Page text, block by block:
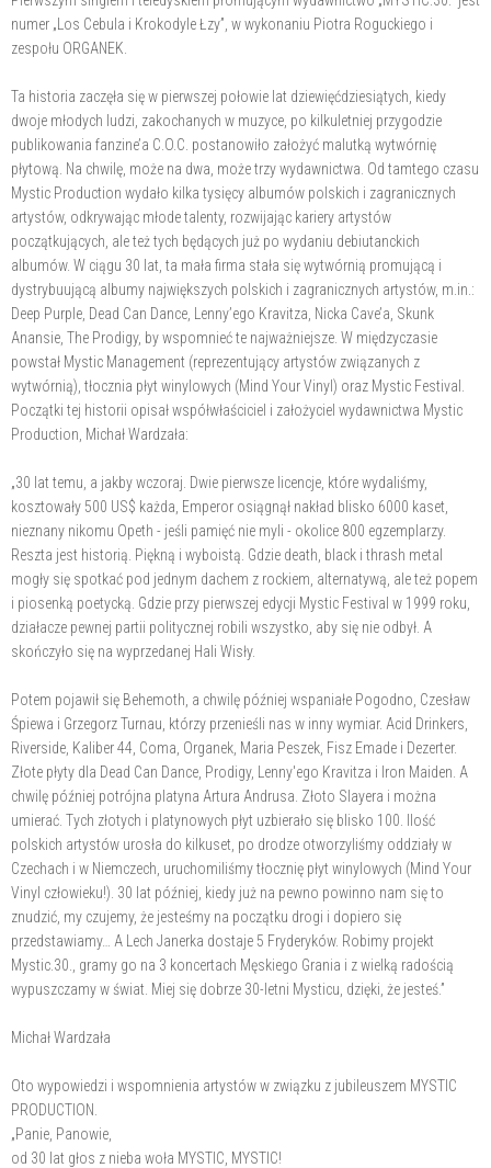
numer „Los Cebula i Krokodyle Łzy”, w wykonaniu Piotra Roguckiego i
zespołu ORGANEK.
Ta historia zaczęła się w pierwszej połowie lat dziewięćdziesiątych, kiedy
dwoje młodych ludzi, zakochanych w muzyce, po kilkuletniej przygodzie
publikowania fanzine’a C.O.C. postanowiło założyć malutką wytwórnię
płytową. Na chwilę, może na dwa, może trzy wydawnictwa. Od tamtego czasu
Mystic Production wydało kilka tysięcy albumów polskich i zagranicznych
artystów, odkrywając młode talenty, rozwijając kariery artystów
początkujących, ale też tych będących już po wydaniu debiutanckich
albumów. W ciągu 30 lat, ta mała firma stała się wytwórnią promującą i
dystrybuującą albumy największych polskich i zagranicznych artystów, m.in.:
Deep Purple, Dead Can Dance, Lenny’ego Kravitza, Nicka Cave’a, Skunk
Anansie, The Prodigy, by wspomnieć te najważniejsze. W międzyczasie
powstał Mystic Management (reprezentujący artystów związanych z
wytwórnią), tłocznia płyt winylowych (Mind Your Vinyl) oraz Mystic Festival.
Początki tej historii opisał współwłaściciel i założyciel wydawnictwa Mystic
Production, Michał Wardzała:
„30 lat temu, a jakby wczoraj. Dwie pierwsze licencje, które wydaliśmy,
kosztowały 500 US$ każda, Emperor osiągnął nakład blisko 6000 kaset,
nieznany nikomu Opeth - jeśli pamięć nie myli - okolice 800 egzemplarzy.
Reszta jest historią. Piękną i wyboistą. Gdzie death, black i thrash metal
mogły się spotkać pod jednym dachem z rockiem, alternatywą, ale też popem
i piosenką poetycką. Gdzie przy pierwszej edycji Mystic Festival w 1999 roku,
działacze pewnej partii politycznej robili wszystko, aby się nie odbył. A
skończyło się na wyprzedanej Hali Wisły.
Potem pojawił się Behemoth, a chwilę później wspaniałe Pogodno, Czesław
Śpiewa i Grzegorz Turnau, którzy przenieśli nas w inny wymiar. Acid Drinkers,
Riverside, Kaliber 44, Coma, Organek, Maria Peszek, Fisz Emade i Dezerter.
Złote płyty dla Dead Can Dance, Prodigy, Lenny'ego Kravitza i Iron Maiden. A
chwilę później potrójna platyna Artura Andrusa. Złoto Slayera i można
umierać. Tych złotych i platynowych płyt uzbierało się blisko 100. Ilość
polskich artystów urosła do kilkuset, po drodze otworzyliśmy oddziały w
Czechach i w Niemczech, uruchomiliśmy tłocznię płyt winylowych (Mind Your
Vinyl człowieku!). 30 lat później, kiedy już na pewno powinno nam się to
znudzić, my czujemy, że jesteśmy na początku drogi i dopiero się
przedstawiamy… A Lech Janerka dostaje 5 Fryderyków. Robimy projekt
Mystic.30., gramy go na 3 koncertach Męskiego Grania i z wielką radością
wypuszczamy w świat. Miej się dobrze 30-letni Mysticu, dzięki, że jesteś.”
Michał Wardzała
Oto wypowiedzi i wspomnienia artystów w związku z jubileuszem MYSTIC
PRODUCTION.
„Panie, Panowie,
od 30 lat głos z nieba woła MYSTIC, MYSTIC!